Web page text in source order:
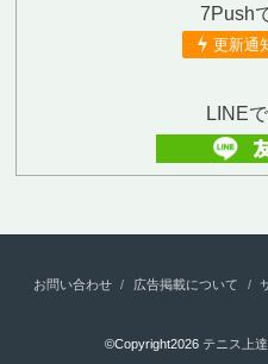
7Push
更新通
LINE
お問い合わせ 広告掲載について
©Copyright2026 テニス上